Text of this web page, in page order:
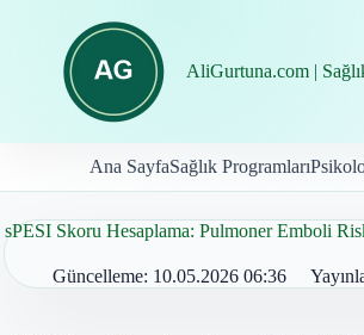
AliGurtuna.com |
Ana SayfaSağlık Programları
sPESI Skoru Hesaplama: Pulmoner Emboli
Güncelleme: 10.05.2026 06:36